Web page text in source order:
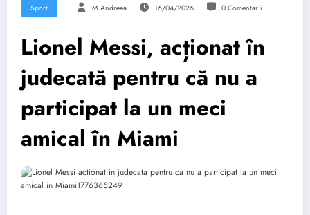
Sport M Andreea 16/04/2026 0 Comentarii
Lionel Messi, acționat în
judecată pentru că nu a
participat la un meci
amical în Miami